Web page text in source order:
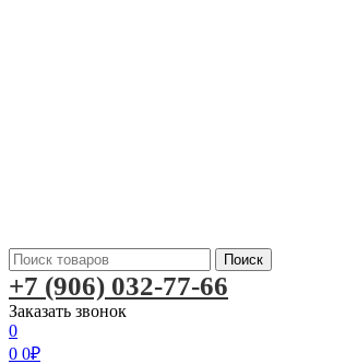
Поиск
+7 (906) 032-77-66
Заказать звонок
0
0 0₽